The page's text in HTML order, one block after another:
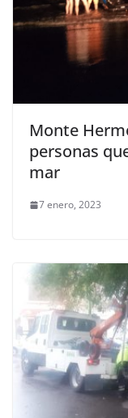
Monte
personas
mar
7 enero, 2023